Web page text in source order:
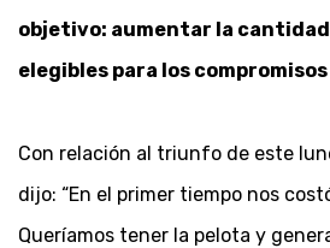
objetivo: aumentar la
elegibles para los
Con relación al triunfo de este
dijo: “En el primer tiempo nos
Queríamos tener la pelota y